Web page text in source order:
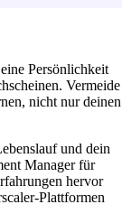
Persönlichkeit
Vermeide
nicht nur deinen
und dein
Manager für
hervor
Plattformen